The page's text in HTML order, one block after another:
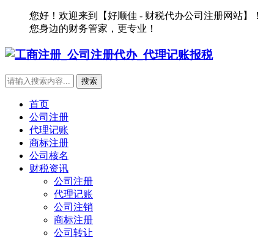
您好！欢迎来到【好顺佳 - 财税代办公司注册网站】！
您身边的财务管家，更专业！
首页
公司注册
代理记账
商标注册
公司核名
财税资讯
公司注册
代理记账
公司注销
商标注册
公司转让